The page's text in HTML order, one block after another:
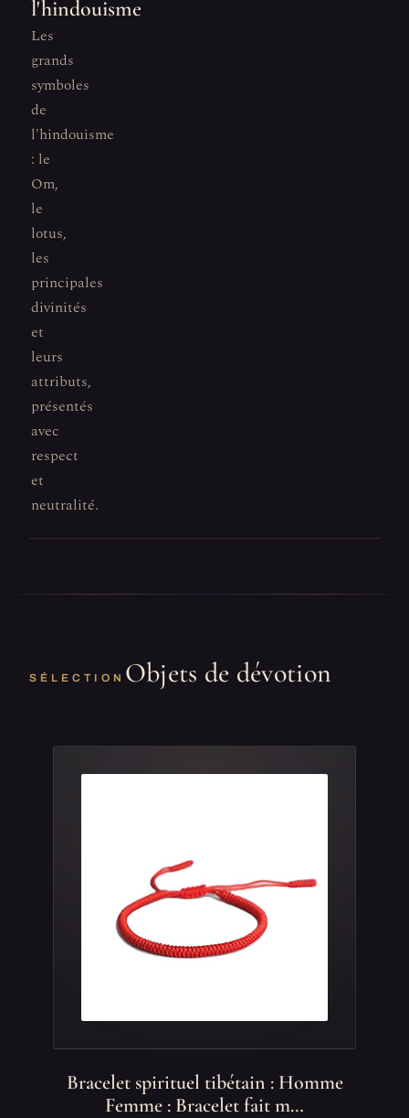
l'hindouisme
Les
grands
symboles
de
l'hindouisme
: le
Om,
le
lotus,
les
principales
divinités
et
leurs
attributs,
présentés
avec
respect
et
neutralité.
SÉLECTION Objets de dévotion
Bracelet spirituel tibétain : Homme
Femme : Bracelet fait m…